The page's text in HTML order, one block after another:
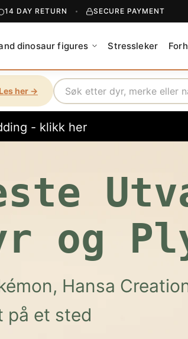
14 DAY RETURN SECURE PAYMENT
dinosaur figures Stressleker
Les her →
Search
- klikk her
og
Hansa
på et sted